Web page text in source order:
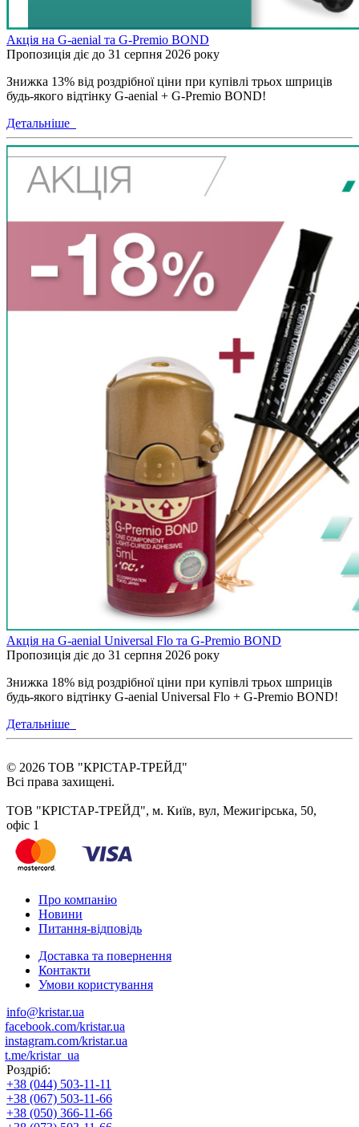
Акція на G-aenial та G-Premio BOND
Пропозиція діє до 31 серпня 2026 року
Знижка 13% від роздрібної ціни при купівлі трьох шприців
будь-якого відтінку G-aenial + G-Premio BOND!
Детальніше
Акція на G-aenial Universal Flo та G-Premio BOND
Пропозиція діє до 31 серпня 2026 року
Знижка 18% від роздрібної ціни при купівлі трьох шприців
будь-якого відтінку G-aenial Universal Flo + G-Premio BOND!
Детальніше
© 2026 ТОВ "КРІСТАР-ТРЕЙД"
Всі права захищені.
ТОВ "КРІСТАР-ТРЕЙД", м. Київ, вул, Межигірська, 50,
офіс 1
Про компанію
Новини
Питання-відповідь
Доставка та повернення
Контакти
Умови користування
info@kristar.ua
facebook.com/kristar.ua
instagram.com/kristar.ua
t.me/kristar_ua
Роздріб:
+38 (044) 503-11-11
+38 (067) 503-11-66
+38 (050) 366-11-66